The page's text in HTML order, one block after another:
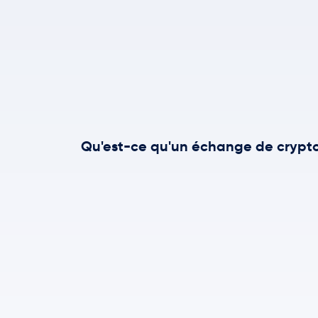
Qu'est-ce qu'un échange de